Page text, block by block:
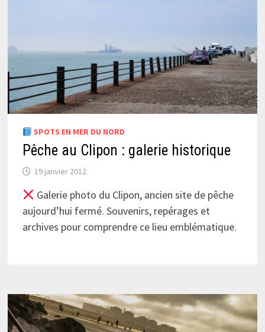
SPOTS EN MER DU NORD
Pêche au Clipon : galerie historique
19 janvier 2012
Galerie photo du Clipon, ancien site de pêche
aujourd’hui fermé. Souvenirs, repérages et
archives pour comprendre ce lieu emblématique.